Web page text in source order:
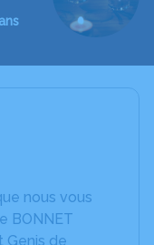
nous vous
BONNET
Genis de